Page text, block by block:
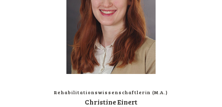
Reha­bi­li­ta­ti­ons­wis­sen­schaft­le­rin (M.A.)
Chris­ti­ne Einert